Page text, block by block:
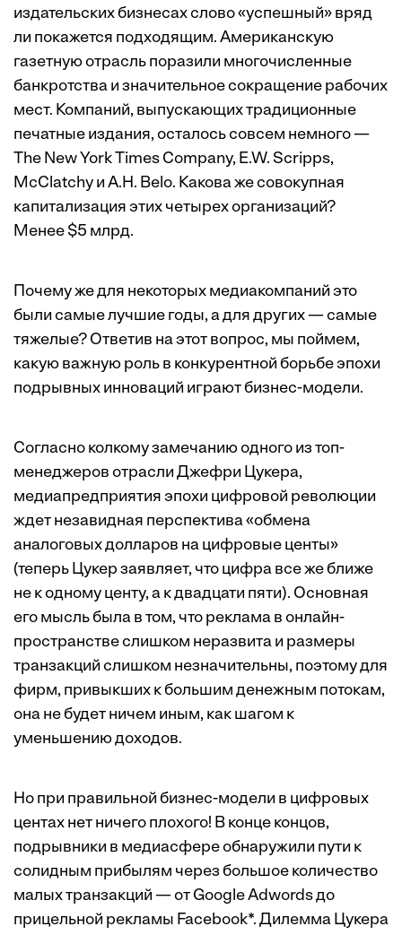
издательских бизнесах слово «успешный» вряд
ли покажется подходящим. Американскую
газетную отрасль поразили многочисленные
банкротства и значительное сокращение рабочих
мест. Компаний, выпускающих традиционные
печатные издания, осталось совсем немного —
The New York Times Company, E.W. Scripps,
McClatchy и A.H. Belo. Какова же совокупная
капитализация этих четырех организаций?
Менее $5 млрд.
Почему же для некоторых медиакомпаний это
были самые лучшие годы, а для других — самые
тяжелые? Ответив на этот вопрос, мы поймем,
какую важную роль в конкурентной борьбе эпохи
подрывных инноваций играют бизнес-модели.
Согласно колкому замечанию одного из топ-
менеджеров отрасли Джефри Цукера,
медиапредприятия эпохи цифровой революции
ждет незавидная перспектива «обмена
аналоговых долларов на цифровые центы»
(теперь Цукер заявляет, что цифра все же ближе
не к одному центу, а к двадцати пяти). Основная
его мысль была в том, что реклама в онлайн-
пространстве слишком неразвита и размеры
транзакций слишком незначительны, поэтому для
фирм, привыкших к большим денежным потокам,
она не будет ничем иным, как шагом к
уменьшению доходов.
Но при правильной бизнес-модели в цифровых
центах нет ничего плохого! В конце концов,
подрывники в медиасфере обнаружили пути к
солидным прибылям через большое количество
малых транзакций — от Google Adwords до
прицельной рекламы Facebook*. Дилемма Цукера